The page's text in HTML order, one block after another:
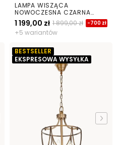
LAMPA WISZĄCA
NOWOCZESNA CZARNA
SAONA W42
1 199,00 zł 1 899,00 zł -700 zł
+5 wariantów
BESTSELLER
EKSPRESOWA WYSYŁKA